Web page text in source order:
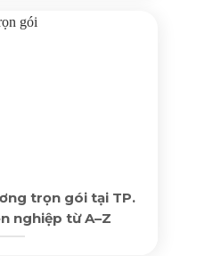
trọn gói tại TP.
nghiệp từ A–Z